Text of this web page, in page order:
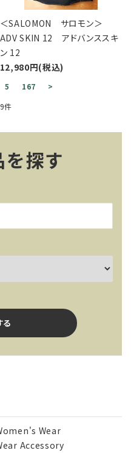
＜SALOMON サロモン＞
ADV SKIN 12 アドバンススキ
ン 12
12,980円(税込)
5 167
>
件
探す
る
Wear
Accessory